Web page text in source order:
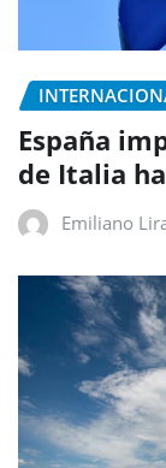
España
de Italia
Emiliano